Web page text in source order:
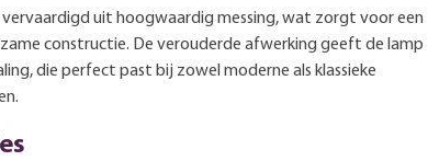
vervaardigd uit hoogwaardig messing, wat zorgt voor een
constructie. De verouderde afwerking geeft de lamp
die perfect past bij zowel moderne als klassieke